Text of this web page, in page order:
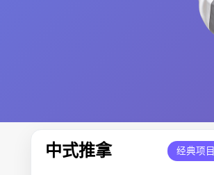
中式推拿 经典项目